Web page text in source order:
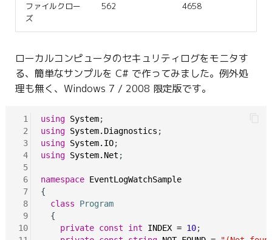
ファイルクロー
ズ
562 4658
ローカルコンピュータのセキュリティログをモニタす
る、簡単なサンプルを C# で作ってみました。例外処
理も無く、Windows 7 / 2008 限定版です。
1
2
3
4
5
6
7
8
9
10
using System
using System.Diagnostics
using System.IO
using System.Net ;
namespace EventLogWatchSample
{
class
Program
  {
private const int INDEX = 10;